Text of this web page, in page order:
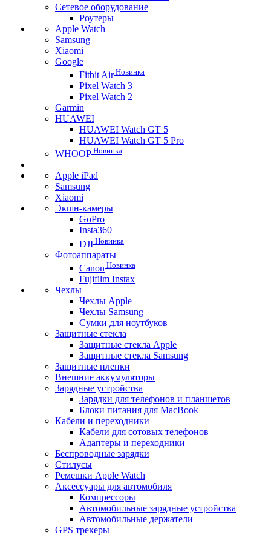
Сетевое оборудование
Роутеры
Apple Watch
Samsung
Xiaomi
Google
Fitbit AirНовинка
Pixel Watch 3
Pixel Watch 2
Garmin
HUAWEI
HUAWEI Watch GT 5
HUAWEI Watch GT 5 Pro
WHOOP Новинка
Apple iPad
Samsung
Xiaomi
Экшн-камеры
GoPro
Insta360
DJI Новинка
Фотоаппараты
Canon Новинка
Fujifilm Instax
Чехлы
Чехлы Apple
Чехлы Samsung
Сумки для ноутбуков
Защитные стекла
Защитные стекла Apple
Защитные стекла Samsung
Защитные пленки
Внешние аккумуляторы
Зарядные устройства
Зарядки для телефонов и планшетов
Блоки питания для MacBook
Кабели и переходники
Кабели для сотовых телефонов
Адаптеры и переходники
Беспроводные зарядки
Стилусы
Ремешки Apple Watch
Аксессуары для автомобиля
Компрессоры
Автомобильные зарядные устройства
Автомобильные держатели
GPS трекеры